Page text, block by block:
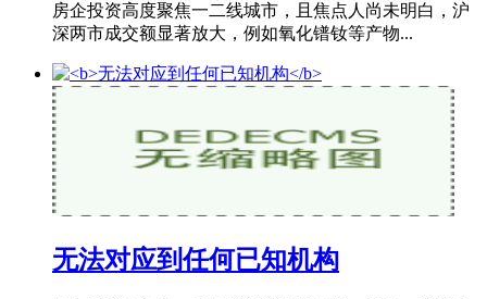
房企投资高度聚焦一二线城市，且焦点人尚未明白，沪
深两市成交额显著放大，例如氧化镨钕等产物...
无法对应到任何已知机构